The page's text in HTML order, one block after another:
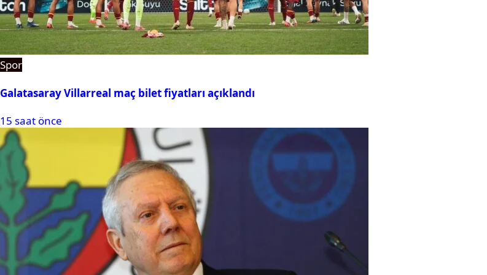
Spor
Galatasaray Villarreal maç bilet fiyatları açıklandı
15 saat önce